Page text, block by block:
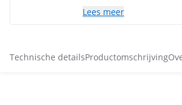
denk ik.
Lees meer
Technische detailsProductomschrijving